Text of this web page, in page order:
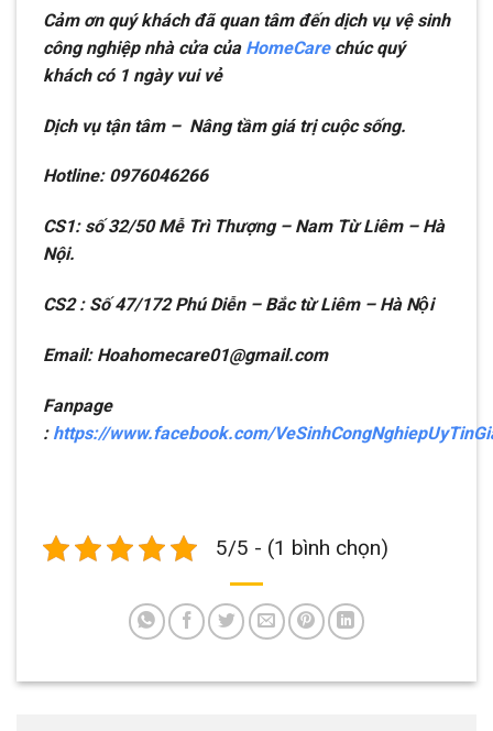
Cảm ơn quý khách đã quan tâm đến dịch vụ vệ sinh
công nghiệp nhà cửa của HomeCarechúc quý
khách có 1 ngày vui vẻ
Dịch vụ tận tâm – Nâng tầm giá trị cuộc sống.
Hotline: 0976046266
CS1: số 32/50 Mễ Trì Thượng – Nam Từ Liêm – Hà
Nội.
CS2 : Số 47/172 Phú Diễn – Bắc từ Liêm – Hà Nội
Email: Hoahomecare01@gmail.com
Fanpage
:https://www.facebook.com/
5/5 - (1 bình chọn)